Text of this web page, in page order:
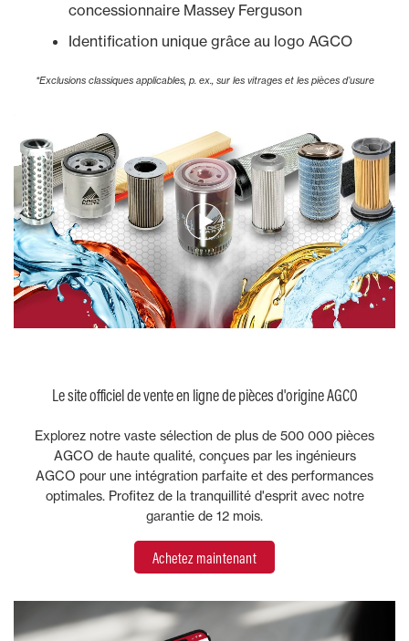
concessionnaire Massey Ferguson
Identification unique grâce au logo AGCO
*Exclusions classiques applicables, p. ex., sur les vitrages et les pièces d’usure
Le site officiel de vente en ligne de pièces d'origine AGCO
Explorez notre vaste sélection de plus de 500 000 pièces
AGCO de haute qualité, conçues par les ingénieurs
AGCO pour une intégration parfaite et des performances
optimales. Profitez de la tranquillité d'esprit avec notre
garantie de 12 mois.
Achetez maintenant